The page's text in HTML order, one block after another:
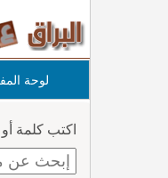
لوحة
اكتب كلمة